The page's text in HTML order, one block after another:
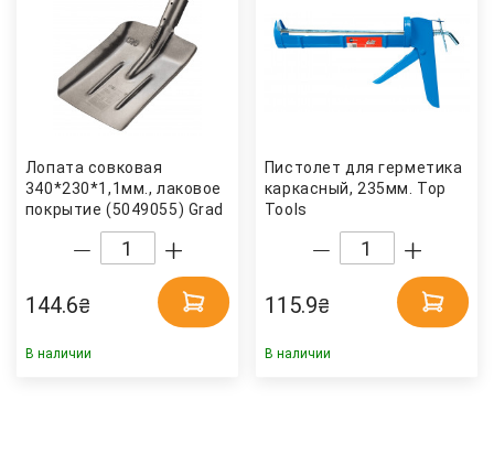
Лопата совковая
340*230*1,1мм., лаковое
покрытие (5049055) Grad
144.6₴
В наличии
Пистолет для герметика
каркасный, 235мм. Top
Tools
115.9₴
В наличии